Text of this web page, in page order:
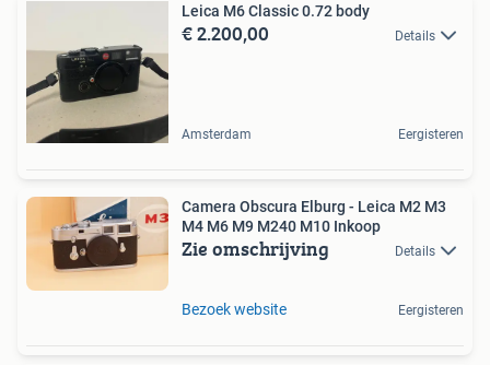
Leica M6 Classic 0.72 body
€ 2.200,00 Details
Amsterdam Eergisteren
Camera Obscura Elburg - Leica M2 M3
M4 M6 M9 M240 M10 Inkoop
Zie omschrijving Details
Bezoek website Eergisteren